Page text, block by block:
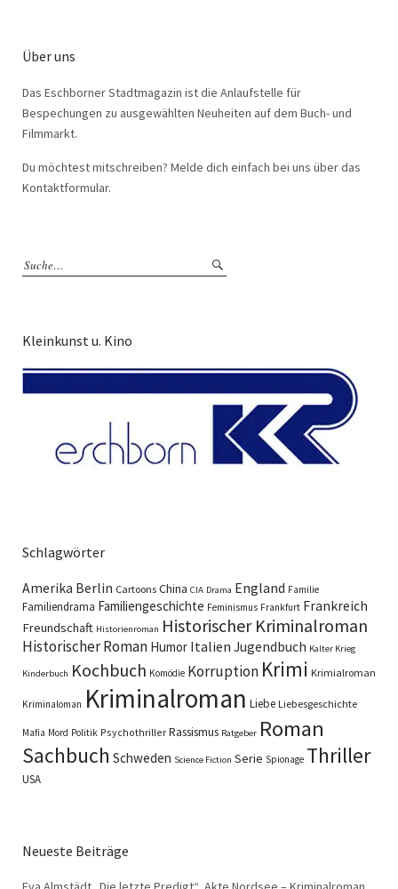
Über uns
Das Eschborner Stadtmagazin ist die Anlaufstelle für
Bespechungen zu ausgewählten Neuheiten auf dem Buch- und
Filmmarkt.
Du möchtest mitschreiben? Melde dich einfach bei uns über das
Kontaktformular.
Kleinkunst u. Kino
Schlagwörter
Amerika Berlin Cartoons China CIA Drama England Familie
Familiendrama Familiengeschichte Feminismus Frankfurt Frankreich
Freundschaft Historienroman Historischer Kriminalroman
Historischer Roman Humor Italien Jugendbuch Kalter Krieg
Kinderbuch Kochbuch Komödie Korruption Krimi Krimialroman
Kriminaloman Kriminalroman Liebe Liebesgeschichte
Mafia Mord Politik Psychothriller Rassismus Ratgeber Roman
Sachbuch Schweden Science Fiction Serie Spionage Thriller
USA
Neueste Beiträge